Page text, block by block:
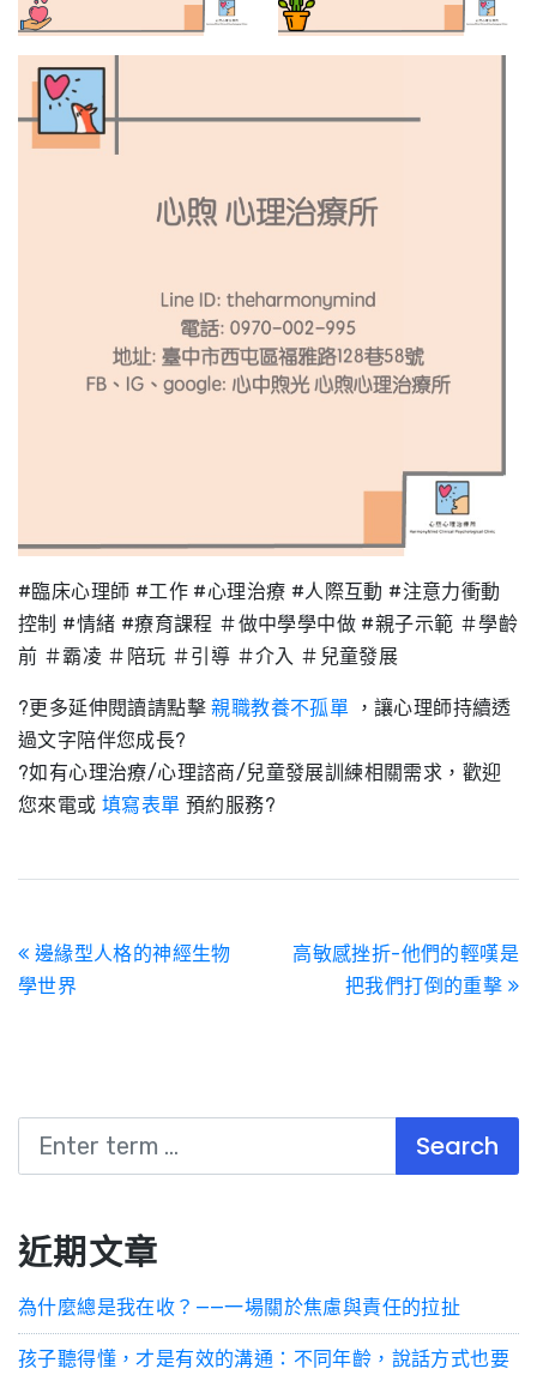
#臨床心理師 #工作 #心理治療 #人際互動 #注意力衝動
控制 #情緒 #療育課程 ＃做中學學中做 #親子示範 ＃學齡
前 ＃霸凌 ＃陪玩 ＃引導 ＃介入 ＃兒童發展
?更多延伸閱讀請點擊親職教養不孤單 ，讓心理師持續透
過文字陪伴您成長?
?如有心理治療/心理諮商/兒童發展訓練相關需求，歡迎
您來電或 填寫表單 預約服務?
邊緣型人格的神經生物
學世界
高敏感挫折-他們的輕嘆是
把我們打倒的重擊
近期文章
為什麼總是我在收？——一場關於焦慮與責任的拉扯
孩子聽得懂，才是有效的溝通：不同年齡，說話方式也要